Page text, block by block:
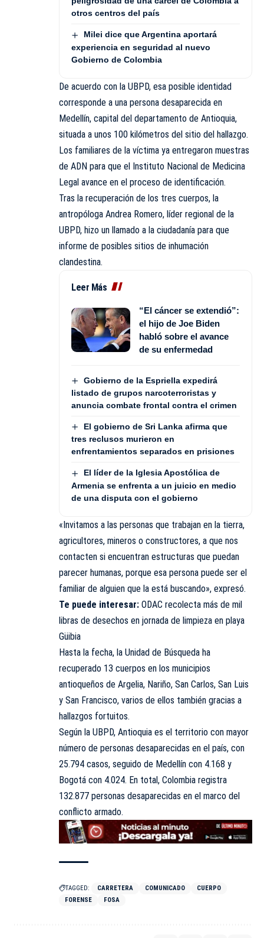
otros centros del país
Milei dice que Argentina aportará
experiencia en seguridad al nuevo
Gobierno de Colombia
De acuerdo con la UBPD, esa posible identidad
corresponde a una persona desaparecida en
Medellín, capital del departamento de Antioquia,
situada a unos 100 kilómetros del sitio del hallazgo.
Los familiares de la víctima ya entregaron muestras
de ADN para que el Instituto Nacional de Medicina
Legal avance en el proceso de identificación.
Tras la recuperación de los tres cuerpos, la
antropóloga Andrea Romero, líder regional de la
UBPD, hizo un llamado a la ciudadanía para que
informe de posibles sitios de inhumación
clandestina.
Leer Más
“El cáncer se extendió”:
el hijo de Joe Biden
habló sobre el avance
de su enfermedad
Gobierno de la Espriella expedirá
listado de grupos narcoterroristas y
anuncia combate frontal contra el crimen
El gobierno de Sri Lanka afirma que
tres reclusos murieron en
enfrentamientos separados en prisiones
El líder de la Iglesia Apostólica de
Armenia se enfrenta a un juicio en medio
de una disputa con el gobierno
«Invitamos a las personas que trabajan en la tierra,
agricultores, mineros o constructores, a que nos
contacten si encuentran estructuras que puedan
parecer humanas, porque esa persona puede ser el
familiar de alguien que la está buscando», expresó.
Te puede interesar: ODAC recolecta más de mil
libras de desechos en jornada de limpieza en playa
Güibia
Hasta la fecha, la Unidad de Búsqueda ha
recuperado 13 cuerpos en los municipios
antioqueños de Argelia, Nariño, San Carlos, San Luis
y San Francisco, varios de ellos también gracias a
hallazgos fortuitos.
Según la UBPD, Antioquia es el territorio con mayor
número de personas desaparecidas en el país, con
25.794 casos, seguido de Medellín con 4.168 y
Bogotá con 4.024. En total, Colombia registra
132.877 personas desaparecidas en el marco del
conflicto armado.
TAGGED: CARRETERA COMUNICADO
CUERPO
FORENSE
FOSA